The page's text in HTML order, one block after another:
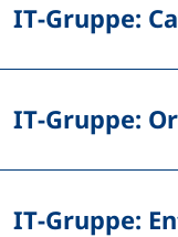
IT-Gruppe:
IT-Gruppe:
IT-Gruppe: